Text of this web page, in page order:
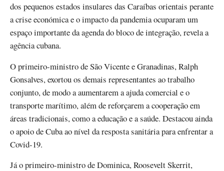
dos pequenos estados insulares das Caraíbas orientais perante
a crise económica e o impacto da pandemia ocuparam um
espaço importante da agenda do bloco de integração, revela a
agência cubana.
O primeiro-ministro de São Vicente e Granadinas, Ralph
Gonsalves, exortou os demais representantes ao trabalho
conjunto, de modo a aumentarem a ajuda comercial e o
transporte marítimo, além de reforçarem a cooperação em
áreas tradicionais, como a educação e a saúde. Destacou ainda
o apoio de Cuba ao nível da resposta sanitária para enfrentar a
Covid-19.
Já o primeiro-ministro de Dominica, Roosevelt Skerrit,